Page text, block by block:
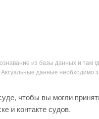
из базы данных и там
данные необходимо
чтобы вы могли
и контакте судов.